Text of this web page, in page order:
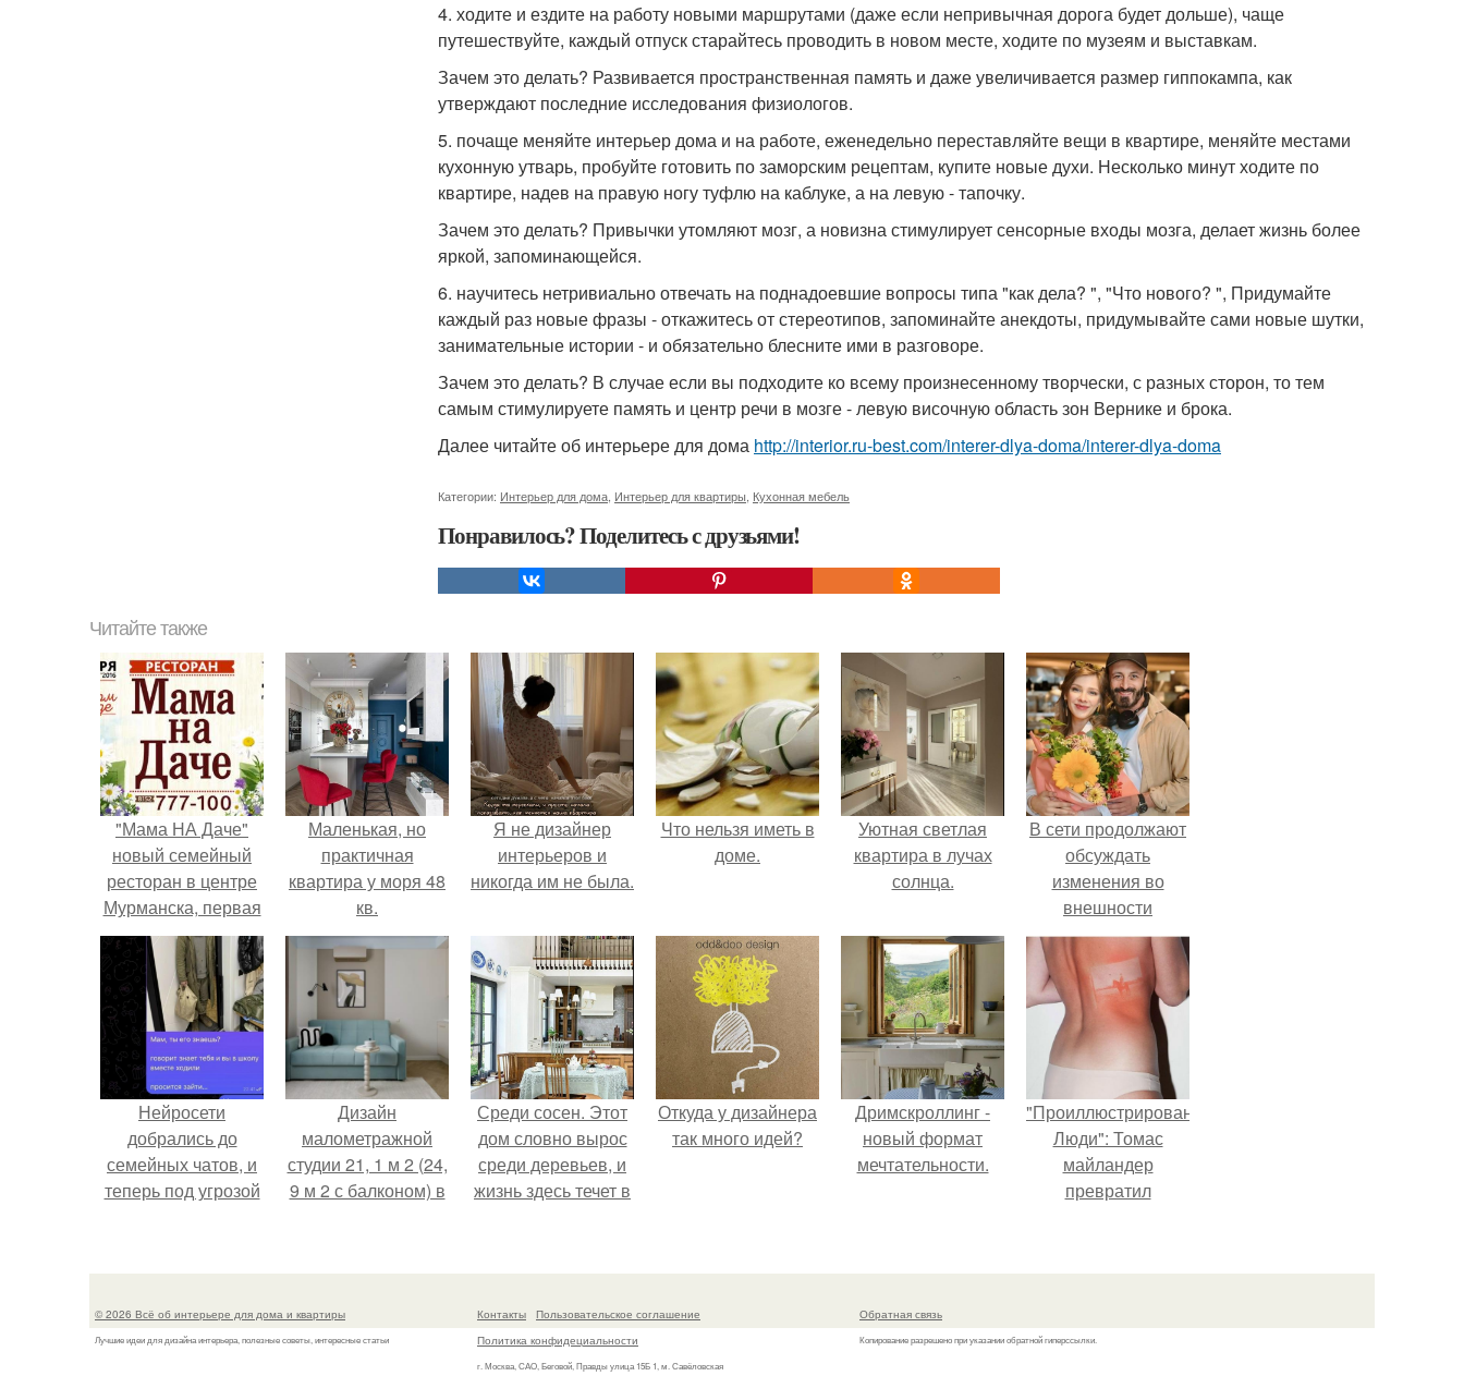
4. ходите и ездите на работу новыми маршрутами (даже если непривычная дорога будет дольше), чаще
путешествуйте, каждый отпуск старайтесь проводить в новом месте, ходите по музеям и выставкам.
Зачем это делать? Развивается пространственная память и даже увеличивается размер гиппокампа, как
утверждают последние исследования физиологов.
5. почаще меняйте интерьер дома и на работе, еженедельно переставляйте вещи в квартире, меняйте местами
кухонную утварь, пробуйте готовить по заморским рецептам, купите новые духи. Несколько минут ходите по
квартире, надев на правую ногу туфлю на каблуке, а на левую - тапочку.
Зачем это делать? Привычки утомляют мозг, а новизна стимулирует сенсорные входы мозга, делает жизнь более
яркой, запоминающейся.
6. научитесь нетривиально отвечать на поднадоевшие вопросы типа "как дела? ", "Что нового? ", Придумайте
каждый раз новые фразы - откажитесь от стереотипов, запоминайте анекдоты, придумывайте сами новые шутки,
занимательные истории - и обязательно блесните ими в разговоре.
Зачем это делать? В случае если вы подходите ко всему произнесенному творчески, с разных сторон, то тем
самым стимулируете память и центр речи в мозге - левую височную область зон Вернике и брока.
Далее читайте об интерьере для дома http://interior.ru-best.com/interer-dlya-doma/interer-dlya-doma
Категории: Интерьер для дома Интерьер для квартиры Кухонная мебель
Понравилось? Поделитесь с друзьями!
Читайте также
"Мама НА Даче"
новый семейный
ресторан в центре
Мурманска, первая
уникальная
митерия в городе.
Маленькая, но
практичная
квартира у моря 48
кв.
Я не дизайнер
интерьеров и
никогда им не была.
Что нельзя иметь в
доме.
Уютная светлая
квартира в лучах
солнца.
В сети продолжают
обсуждать
изменения во
внешности
актрисы.
Нейросети
добрались до
семейных чатов, и
теперь под угрозой
Дизайн
малометражной
студии 21, 1 м 2 (24,
9 м 2 с балконом) в
Среди сосен. Этот
дом словно вырос
среди деревьев, и
жизнь здесь течет в
спешки и лишнего
Откуда у дизайнера
так много идей?
Дримскроллинг -
новый формат
мечтательности.
"Проиллюстрированные
Люди": Томас
майландер
превратил
© 2026 Всё об интерьере для дома и квартиры
Лучшие идеи для дизайна интерьера, полезные советы, интересные статьи
Контакты
Пользовательское соглашение
Политика конфидециальности
г. Москва, САО, Беговой, Правды улица 15Б 1, м. Савёловская
Обратная связь
Копирование разрешено при указании обратной гиперссылки.